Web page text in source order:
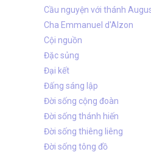
Cầu nguyện với thánh
Cha Emmanuel d'Alzon
Cội nguồn
Đặc sủng
Đại kết
Đấng sáng lập
Đời sống cộng đoàn
Đời sống thánh hiến
Đời sống thiêng liêng
Đời sống tông đồ